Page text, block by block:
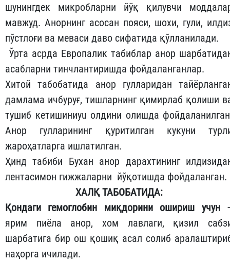
шунингдек микробларни йўқ қилувчи
мавжуд. Анорнинг асосан пояси, шохи, гули,
пўстлоғи ва меваси даво сифатида қўлланилади.
Ўрта асрда Европалик табиблар анор
асабларни тинчлантиришда фойдаланганлар.
Хитой табобатида анор гулларидан
дамлама ичбуруғ, тишларнинг қимирлаб қолиши
тушиб кетишиниyu олдини олишда
Анор гулларининг қуритилган кукуни
жароҳатларга ишлатилган.
Ҳинд табиби Бухан анор дарахтининг
лентасимон гижжаларни йўқотишда фойдаланган.
ХАЛҚ ТАБОБАТИДА:
Қондаги гемоглобин миқдорини ошириш учун
ярим пиёла анор, хом лавлаги, қизил
шарбатига бир ош қошиқ асал солиб
наҳорга ичилади.